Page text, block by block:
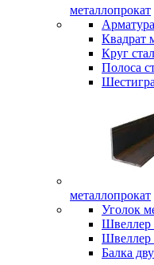
металлопрокат
Квадрат
Круг
Полоса
металлопрокат
Уголок
Швеллер
Швеллер
Балка